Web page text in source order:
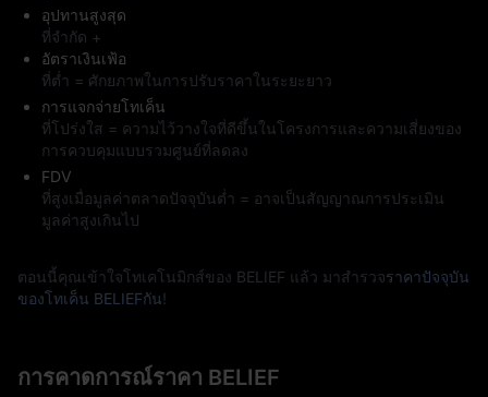
อุปทานสูงสุด
ที่จำกัด +
อัตราเงินเฟ้อ
ที่ต่ำ = ศักยภาพในการปรับราคาในระยะยาว
การแจกจ่ายโทเค็น
ที่โปร่งใส = ความไว้วางใจที่ดีขึ้นในโครงการและความเสี่ยงของ
การควบคุมแบบรวมศูนย์ที่ลดลง
FDV
ที่สูงเมื่อมูลค่าตลาดปัจจุบันต่ำ = อาจเป็นสัญญาณการประเมิน
มูลค่าสูงเกินไป
ตอนนี้คุณเข้าใจโทเคโนมิกส์ของ BELIEF แล้ว มาสำรวจราคาปัจจุบัน
ของโทเค็น BELIEFกัน!
การคาดการณ์ราคา BELIEF